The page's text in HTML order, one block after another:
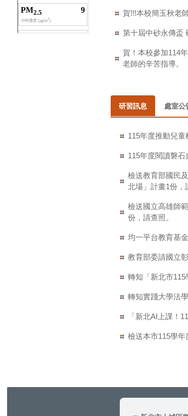
賀!!!本校簡玉秋老
第十屆中砂永傳盃
賀！本校參加114
老師的辛苦指導。
研習訊息 處室公
115年度推動兒
115年度閱讀磐
檢送教育部國民
北場」計畫1份，
檢送國立高雄師
份，請查照。
均一平台教育基
教育部委請國立
轉知「新北市115
轉知實踐大學法
「新北AI上課！
檢送本市115學